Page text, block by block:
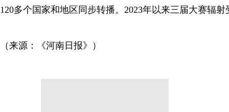
120多个国家和地区同步转播。2023年以来三届大赛辐
（来源：《河南日报》）